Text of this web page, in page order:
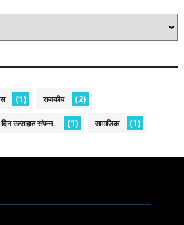
(1) राजकीय (2)
उत्साहात संपन्न.. (1) सामाजिक (1)